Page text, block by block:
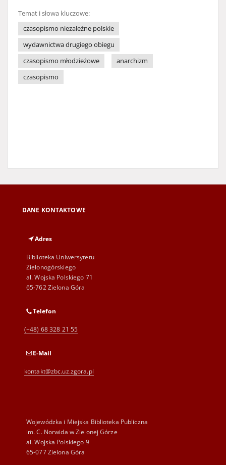
Temat i słowa kluczowe:
czasopismo niezależne polskie
wydawnictwa drugiego obiegu
czasopismo młodzieżowe
anarchizm
czasopismo
DANE KONTAKTOWE
Adres
Biblioteka Uniwersytetu
Zielonogórskiego
al. Wojska Polskiego 71
65-762 Zielona Góra
Telefon
(+48) 68 328 21 55
E-Mail
kontakt@zbc.uz.zgora.pl
Wojewódzka i Miejska Biblioteka Publiczna
im. C. Norwida w Zielonej Górze
al. Wojska Polskiego 9
65-077 Zielona Góra